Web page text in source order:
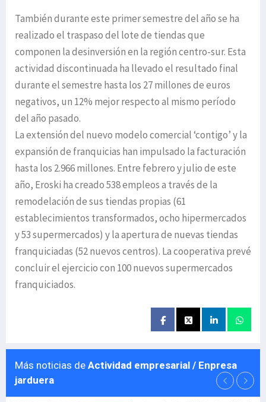
También durante este primer semestre del año se ha
realizado el traspaso del lote de tiendas que
componen la desinversión en la región centro-sur. Esta
actividad discontinuada ha llevado el resultado final
durante el semestre hasta los 27 millones de euros
negativos, un 12% mejor respecto al mismo período
del año pasado.
La extensión del nuevo modelo comercial ‘contigo’ y la
expansión de franquicias han impulsado la facturación
hasta los 2.966 millones. Entre febrero y julio de este
año, Eroski ha creado 538 empleos a través de la
remodelación de sus tiendas propias (61
establecimientos transformados, ocho hipermercados
y 53 supermercados) y la apertura de nuevas tiendas
franquiciadas (52 nuevos centros). La cooperativa prevé
concluir el ejercicio con 100 nuevos supermercados
franquiciados.
Más noticias de Actividad empresarial / Enpresa
jarduera